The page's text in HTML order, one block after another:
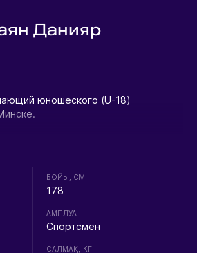
Данияр
юношеского (U-18)
БОЙЫ, СМ
178
АМПЛУА
Спортсмен
CАЛМАҚ, КГ